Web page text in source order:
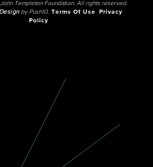
Templeton Foundation. All rights reserved.
by Push10. Terms Of Use
Privacy
Policy